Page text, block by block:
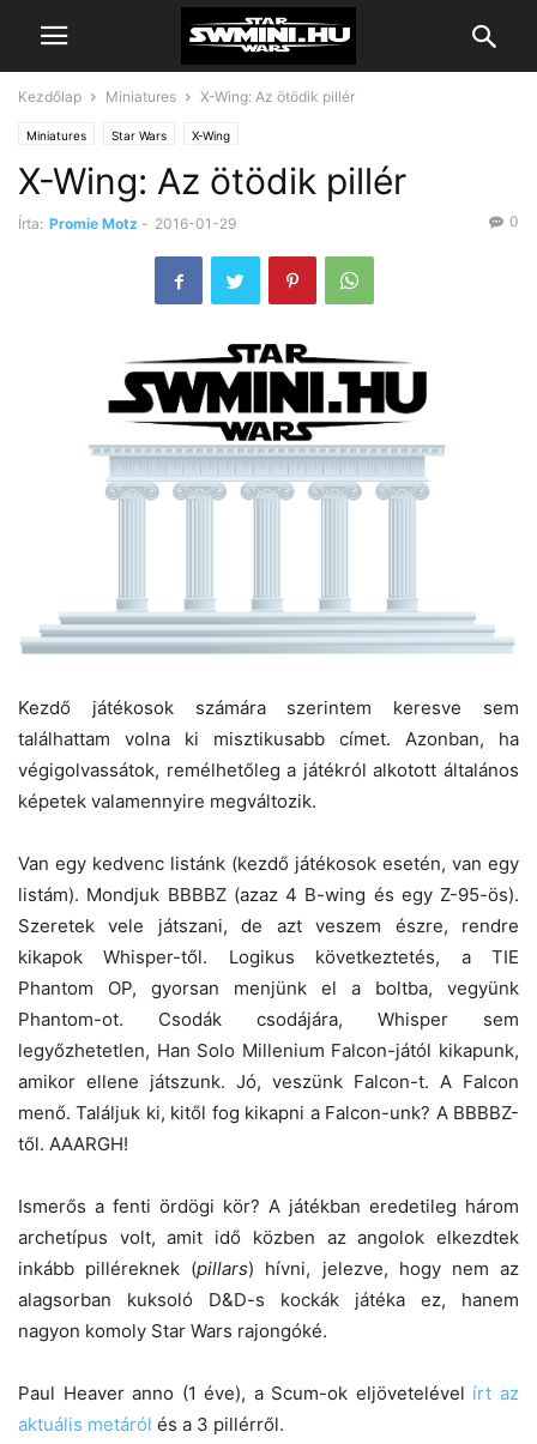
Kezdőlap Miniatures X-Wing: Az ötödik pillér
Miniatures Star Wars X-Wing
X-Wing: Az ötödik pillér
Írta: Promie Motz - 2016-01-29 0
Kezdő játékosok számára szerintem keresve sem
találhattam volna ki misztikusabb címet. Azonban, ha
végigolvassátok, remélhetőleg a játékról alkotott általános
képetek valamennyire megváltozik.
Van egy kedvenc listánk (kezdő játékosok esetén, van egy
listám). Mondjuk BBBBZ (azaz 4 B-wing és egy Z-95-ös).
Szeretek vele játszani, de azt veszem észre, rendre
kikapok Whisper-től. Logikus következtetés, a TIE
Phantom OP, gyorsan menjünk el a boltba, vegyünk
Phantom-ot. Csodák csodájára, Whisper sem
legyőzhetetlen, Han Solo Millenium Falcon-jától kikapunk,
amikor ellene játszunk. Jó, veszünk Falcon-t. A Falcon
menő. Találjuk ki, kitől fog kikapni a Falcon-unk? A BBBBZ-
től. AAARGH!
Ismerős a fenti ördögi kör? A játékban eredetileg három
archetípus volt, amit idő közben az angolok elkezdtek
inkább pilléreknek (pillars) hívni, jelezve, hogy nem az
alagsorban kuksoló D&D-s kockák játéka ez, hanem
nagyon komoly Star Wars rajongóké.
Paul Heaver anno (1 éve), a Scum-ok eljövetelével írt az
aktuális metáról és a 3 pillérről.